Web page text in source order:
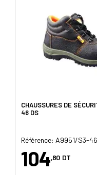
CHAUSSURES DE
46 DS
Référence: A9951/S3-46
104,80 DT